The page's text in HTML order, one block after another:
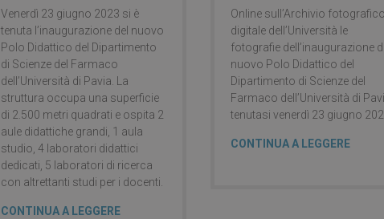
Venerdì 23 giugno 2023 si è
tenuta l’inaugurazione del nuovo
Polo Didattico del Dipartimento
di Scienze del Farmaco
dell’Università di Pavia. La
struttura occupa una superficie
di 2.500 metri quadrati e ospita 2
aule didattiche grandi, 1 aula
studio, 4 laboratori didattici
dedicati, 5 laboratori di ricerca
con altrettanti studi per i docenti.
CONTINUA A LEGGERE
Online sull’Archivio
digitale dell’Università le
fotografie dell’inaugurazione
nuovo Polo Didattico del
Dipartimento di Scienze del
Farmaco dell’Università di
tenutasi venerdì 23 giugno
CONTINUA A LEGGERE